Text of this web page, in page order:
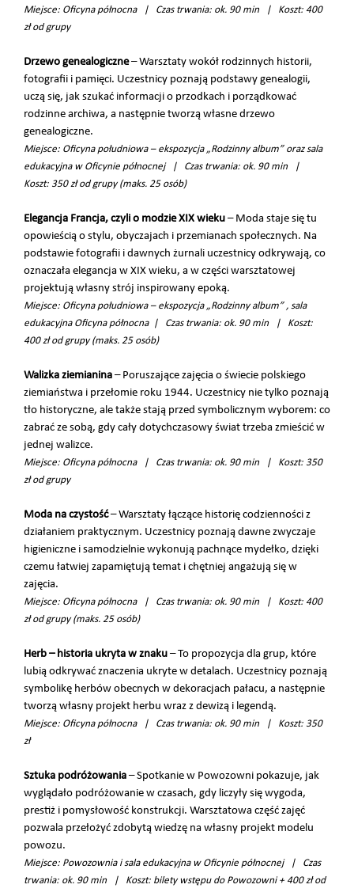
Miejsce: Oficyna północna | Czas trwania: ok. 90 min | Koszt: 400
zł od grupy
Drzewo genealogiczne– Warsztaty wokół rodzinnych historii,
fotografii i pamięci. Uczestnicy poznają podstawy genealogii,
uczą się, jak szukać informacji o przodkach i porządkować
rodzinne archiwa, a następnie tworzą własne drzewo
genealogiczne.
Miejsce: Oficyna południowa – ekspozycja „Rodzinny album” oraz sala
edukacyjna w Oficynie północnej | Czas trwania: ok. 90 min |
Koszt: 350 zł od grupy (maks. 25 osób)
Elegancja Francja, czyli o modzie XIX wieku – Moda staje się tu
opowieścią o stylu, obyczajach i przemianach społecznych. Na
podstawie fotografii i dawnych żurnali uczestnicy odkrywają, co
oznaczała elegancja w XIX wieku, a w części warsztatowej
projektują własny strój inspirowany epoką.
Miejsce: Oficyna południowa – ekspozycja „Rodzinny album” , sala
edukacyjna Oficyna północna | Czas trwania: ok. 90 min | Koszt:
400 zł od grupy (maks. 25 osób)
Walizka ziemianina – Poruszające zajęcia o świecie polskiego
ziemiaństwa i przełomie roku 1944. Uczestnicy nie tylko poznają
tło historyczne, ale także stają przed symbolicznym wyborem: co
zabrać ze sobą, gdy cały dotychczasowy świat trzeba zmieścić w
jednej walizce.
Miejsce: Oficyna północna | Czas trwania: ok. 90 min | Koszt: 350
zł od grupy
Moda na czystość– Warsztaty łączące historię codzienności z
działaniem praktycznym. Uczestnicy poznają dawne zwyczaje
higieniczne i samodzielnie wykonują pachnące mydełko, dzięki
czemu łatwiej zapamiętują temat i chętniej angażują się w
zajęcia.
Miejsce: Oficyna północna | Czas trwania: ok. 90 min | Koszt: 400
zł od grupy (maks. 25 osób)
Herb – historia ukryta w znaku – To propozycja dla grup, które
lubią odkrywać znaczenia ukryte w detalach. Uczestnicy poznają
symbolikę herbów obecnych w dekoracjach pałacu, a następnie
tworzą własny projekt herbu wraz z dewizą i legendą.
Miejsce: Oficyna północna | Czas trwania: ok. 90 min | Koszt: 350
zł
Sztuka podróżowania – Spotkanie w Powozowni pokazuje, jak
wyglądało podróżowanie w czasach, gdy liczyły się wygoda,
prestiż i pomysłowość konstrukcji. Warsztatowa część zajęć
pozwala przełożyć zdobytą wiedzę na własny projekt modelu
powozu.
Miejsce: Powozownia i sala edukacyjna w Oficynie północnej | Czas
trwania: ok. 90 min | Koszt: bilety wstępu do Powozowni + 400 zł od